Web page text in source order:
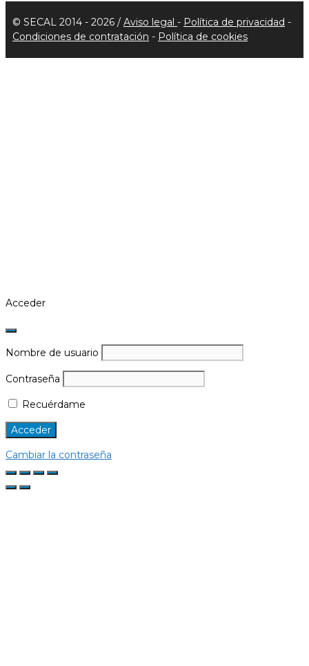
© SECAL 2014 - 2026 / Aviso legal - Política de privacidad -
Condiciones de contratación - Política de cookies
Acceder
Nombre de usuario
Contraseña
Recuérdame
Cambiar la contraseña